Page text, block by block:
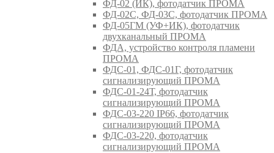
ФД-02 (ИК), фотодатчик ПРОМА
ФД-02С, ФД-03С, фотодатчик ПРОМА
ФД-05ГМ (УФ+ИК), фотодатчик
двухканальный ПРОМА
ФДА, устройство контроля пламени
ПРОМА
ФДС-01, ФДС-01Г, фотодатчик
сигнализирующий ПРОМА
ФДС-01-24Т, фотодатчик
сигнализирующий ПРОМА
ФДС-03-220 IP66, фотодатчик
сигнализирующий ПРОМА
ФДС-03-220, фотодатчик
сигнализирующий ПРОМА